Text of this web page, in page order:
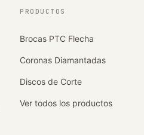
PRODUCTOS
Brocas PTC Flecha
Coronas Diamantadas
Discos de Corte
Ver todos los productos